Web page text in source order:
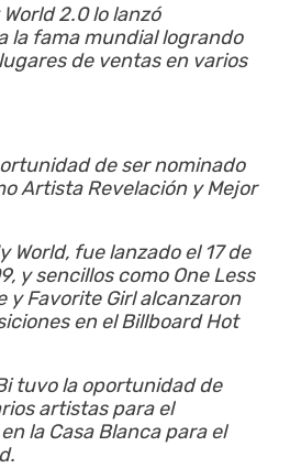
2.0 lo lanzó
la fama mundial logrando
de ventas en varios
de ser nominado
Artista Revelación y Mejor
World, fue lanzado el 17 de
y sencillos como One Less
y Favorite Girl alcanzaron
en el Billboard Hot
tuvo la oportunidad de
artistas para el
la Casa Blanca para el